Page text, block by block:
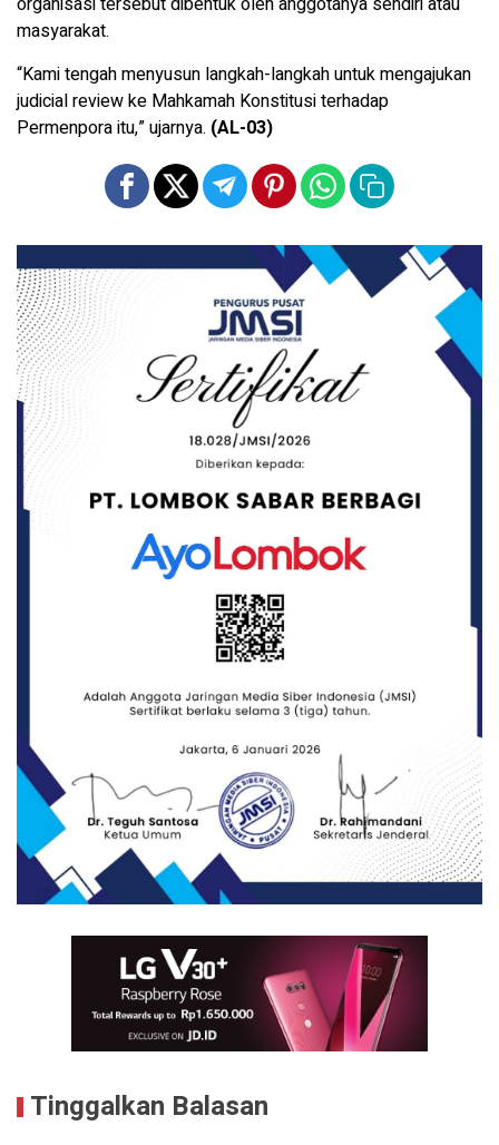
masyarakat.
“Kami tengah menyusun langkah-langkah untuk mengajukan
judicial review ke Mahkamah Konstitusi terhadap
Permenpora itu,” ujarnya. (AL-03)
Tinggalkan Balasan